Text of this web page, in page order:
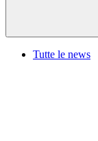
Tutte le news